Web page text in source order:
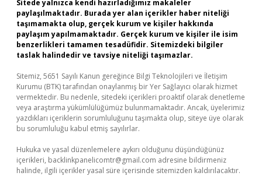
Sitede yalnızca kendi hazırladığımız makaleler
paylaşılmaktadır. Burada yer alan içerikler haber niteliği
taşımamakta olup, gerçek kurum ve kişiler hakkında
paylaşım yapılmamaktadır. Gerçek kurum ve kişiler ile isim
benzerlikleri tamamen tesadüfidir. Sitemizdeki bilgiler
taslak halindedir ve tavsiye niteliği taşımazlar.
Sitemiz, 5651 Sayılı Kanun gereğince Bilgi Teknolojileri ve İletişim
Kurumu (BTK) tarafından onaylanmış bir Yer Sağlayıcı olarak hizmet
vermektedir. Bu nedenle, sitedeki içerikleri proaktif olarak denetleme
veya araştırma yükümlülüğümüz bulunmamaktadır. Ancak, üyelerimiz
yazdıkları içeriklerin sorumluluğunu taşımakta olup, siteye üye olarak
bu sorumluluğu kabul etmiş sayılırlar.
Hukuka ve yasal düzenlemelere aykırı olduğunu düşündüğünüz
içerikleri, backlinkpanelicomtr@gmail.com adresine bildirmeniz
halinde, ilgili içerikler yasal süre içerisinde sitemizden kaldırılacaktır.